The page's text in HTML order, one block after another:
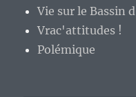
Vie sur le Bassin
Vrac'attitudes !
Polémique